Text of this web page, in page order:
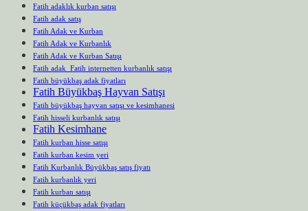
Fatih adaklık kurban satışı
Fatih adak satış
Fatih Adak ve Kurban
Fatih Adak ve Kurbanlık
Fatih Adak ve Kurban Satışı
Fatih adak Fatih internetten kurbanlık satışı
Fatih büyükbaş adak fiyatları
Fatih Büyükbaş Hayvan Satışı
Fatih büyükbaş hayvan satışı ve kesimhanesi
Fatih hisseli kurbanlık satışı
Fatih Kesimhane
Fatih kurban hisse satışı
Fatih kurban kesim yeri
Fatih Kurbanlık Büyükbaş satış fiyatı
Fatih kurbanlık yeri
Fatih kurban satışı
Fatih küçükbaş adak fiyatları